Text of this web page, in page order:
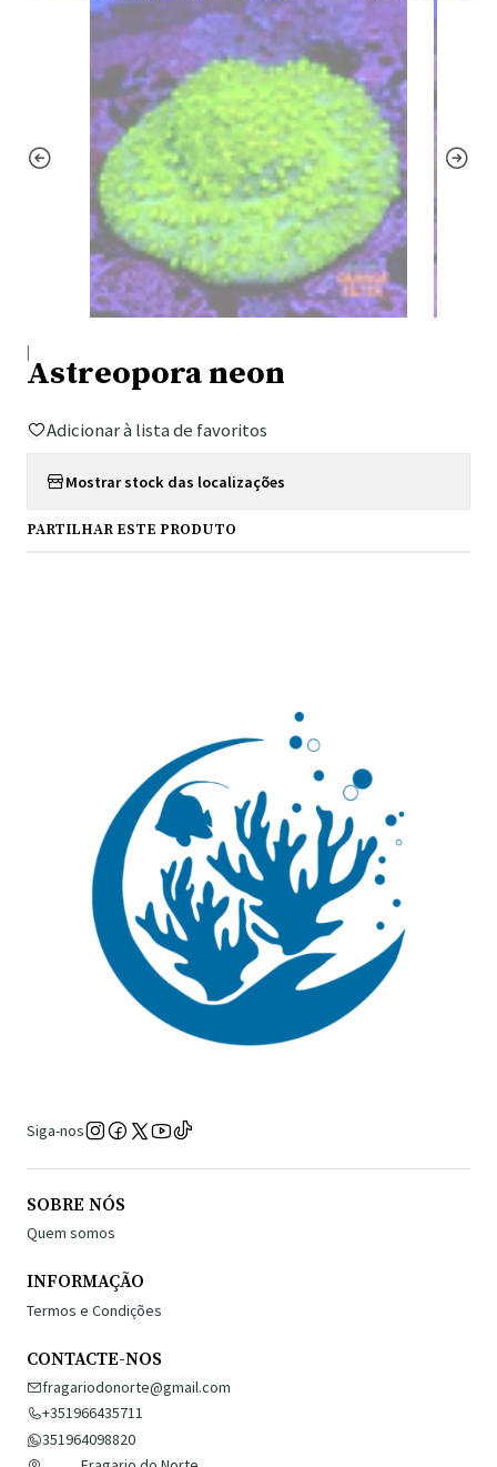
|
Astreopora neon
Adicionar à lista de favoritos
Mostrar stock das localizações
PARTILHAR ESTE PRODUTO
Siga-nos
SOBRE NÓS
Quem somos
INFORMAÇÃO
Termos e Condições
CONTACTE-NOS
fragariodonorte@gmail.com
+351966435711
351964098820